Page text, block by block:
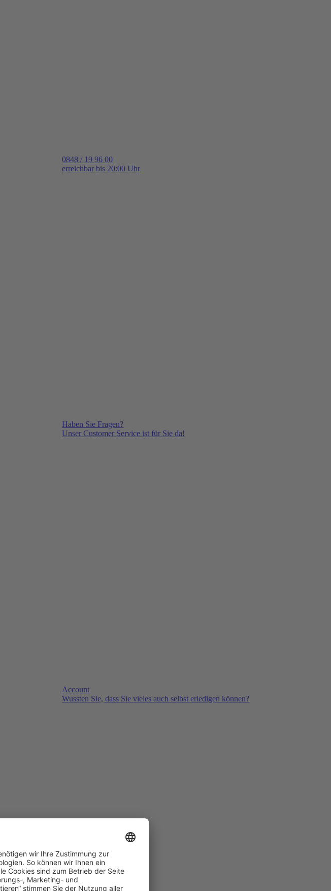
0848 / 19 96 00
erreichbar bis 20:00 Uhr
Haben Sie Fragen?
Unser Customer Service ist für Sie da!
Account
Wussten Sie, dass Sie vieles auch selbst erledigen können?